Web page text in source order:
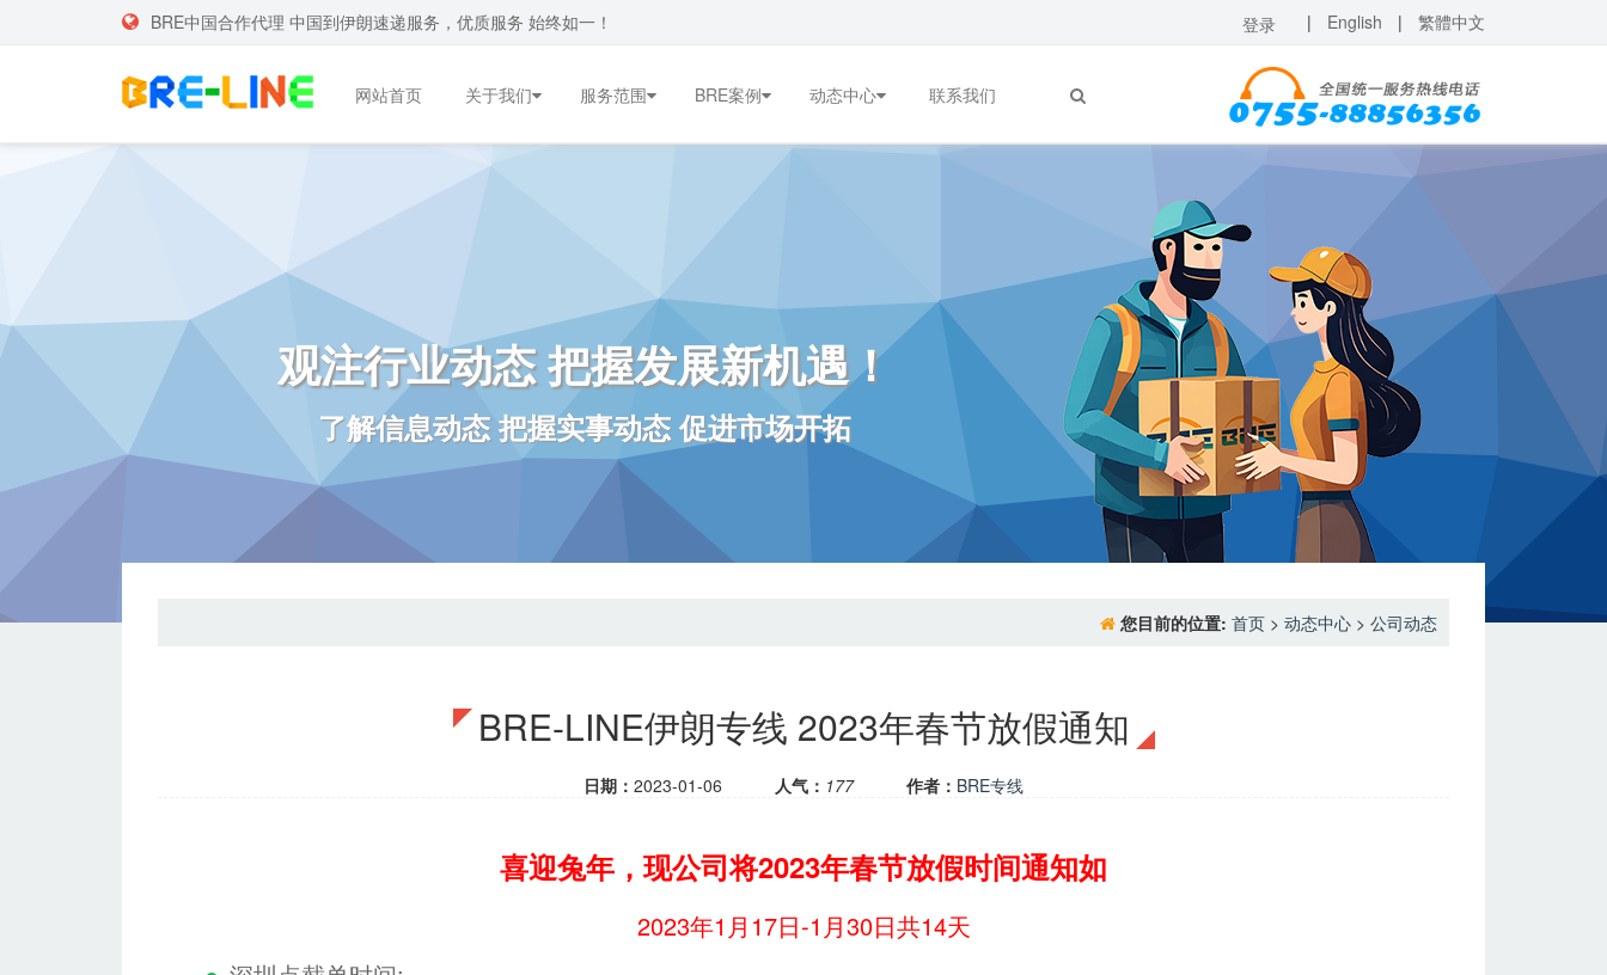
BRE中国合作代理 中国到伊朗速递服务，优质服务 始终如一！ 登录 | English | 繁體中文
网站首页 关于我们 服务范围 BRE案例 动态中心 联系我们
观注行业动态 把握发展新机遇！
了解信息动态 把握实事动态 促进市场开拓
您目前的位置: 首页 > 动态中心 > 公司动态
BRE-LINE伊朗专线 2023年春节放假通知
日期： 2023-01-06 人气： 177 作者： BRE专线
喜迎兔年，现公司将2023年春节放假时间通知如
2023年1月17日-1月30日共14天